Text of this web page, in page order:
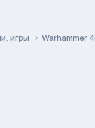
игры Warhammer